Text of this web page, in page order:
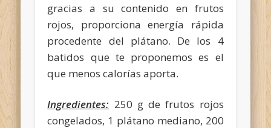
gracias a su contenido en frutos
rojos, proporciona energía rápida
procedente del plátano. De los 4
batidos que te proponemos es el
que menos calorías aporta.
Ingredientes: 250 g de frutos rojos
congelados, 1 plátano mediano, 200